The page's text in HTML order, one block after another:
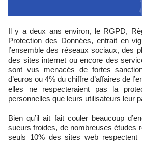
Il y a deux ans environ, le RGPD, Règlement Général sur la
Protection des Données, entrait en
l’ensemble des réseaux sociaux, des
des sites internet ou encore des
sont vus menacés de fortes
d’euros ou 4% du chiffre d’affaires de
elles ne respecteraient pas la
personnelles que leurs utilisateurs leur
Bien qu’il ait fait couler beaucoup
sueurs froides, de nombreuses études
seuls 10% des sites web respectent